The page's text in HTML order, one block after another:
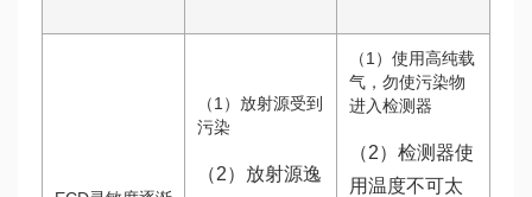
（1）放射源受到
污染
（2）放射源逸
（1）使用高纯载
气，勿使污染物
进入检测器
（2）检测器使
用温度不可太